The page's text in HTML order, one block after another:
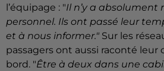
l’équipage : "Il n’y a absolument
personnel. Ils ont passé leur
et à nous informer." Sur les
passagers ont aussi raconté
bord. "Être à deux dans une